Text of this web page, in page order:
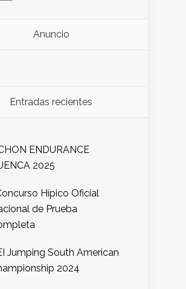
Anuncio
Entradas recientes
ENDURANCE
2025
Hípico Oficial
de Prueba
Jumping South American
2024